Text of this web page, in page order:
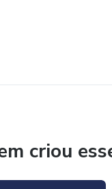
criou